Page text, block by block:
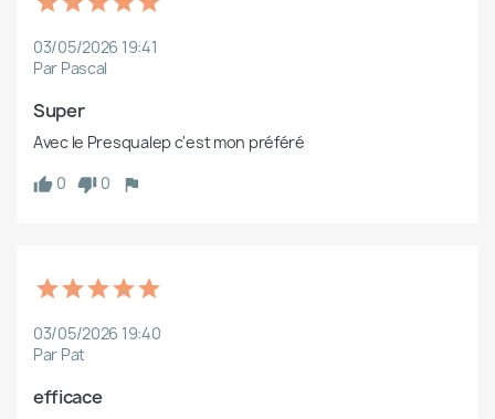
03/05/2026 19:41
Par Pascal
Super
Avec le Presqualep c'est mon préféré
0
0
03/05/2026 19:40
Par Pat
efficace